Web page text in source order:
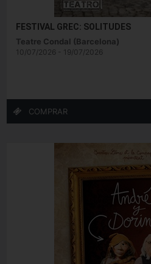
FESTIVAL GREC: SOLITUDES
Teatre Condal (Barcelona)
10/07/2026 - 19/07/2026